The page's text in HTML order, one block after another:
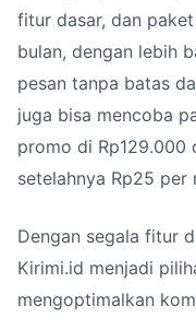
fitur dasar, dan
bulan, dengan lebih
pesan tanpa batas
juga bisa mencoba
promo di Rp129.000
setelahnya Rp25 per
Dengan segala fitur
Kirimi.id menjadi
mengoptimalkan